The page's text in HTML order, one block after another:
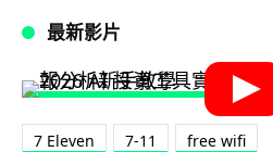
最新影片
7 Eleven 7-11 free wifi